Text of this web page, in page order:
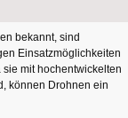
bekannt, sind
Einsatzmöglichkeiten
mit hochentwickelten
können Drohnen ein